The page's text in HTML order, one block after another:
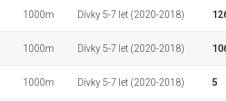
1000m Dívky 5-7 let (2020-2018)
1000m Dívky 5-7 let (2020-2018)
1000m Dívky 5-7 let (2020-2018) 5